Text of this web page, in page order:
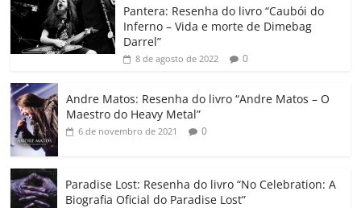
o
k
p a
ss
ro
o
k h
ar
Pantera: Resenha do livro “Caubói do
Inferno – Vida e morte de Dimebag
Darrel”
8 de agosto de 2022 0
Andre Matos: Resenha do livro “Andre Matos – O
Maestro do Heavy Metal”
6 de novembro de 2021 0
Paradise Lost: Resenha do livro “No Celebration: A
Biografia Oficial do Paradise Lost”